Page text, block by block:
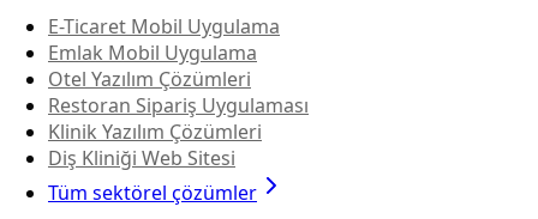
E-Ticaret Mobil Uygulama
Emlak Mobil Uygulama
Otel Yazılım Çözümleri
Restoran Sipariş Uygulaması
Klinik Yazılım Çözümleri
Diş Kliniği Web Sitesi
Tüm sektörel çözümler